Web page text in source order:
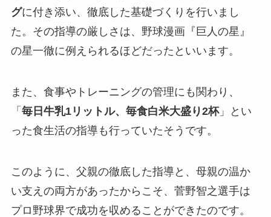
グに付き添い、徹底した基礎づくりを行いまし
た。その指導の厳しさは、野球漫画『巨人の星』
の星一徹に例えられるほどだったといいます。
また、食事やトレーニングの管理にも関わり、
「 毎日牛乳1リットル、毎食白米大盛り2杯」とい
った食生活の指導も行っていたそうです。
このように、父親の徹底した指導と、母親の温か
い支えの両方があったからこそ、菅野智之選手は
プロ野球界で成功を収めることができたのです。